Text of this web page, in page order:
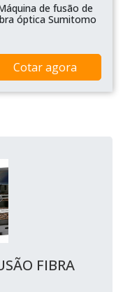
de fusão de
óptica Sumitomo
Cotar agora
FIBRA